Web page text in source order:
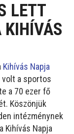
LETT
KIHÍVÁS
Kihívás Napja
volt a sportos
a 70 ezer fő
Köszönjük
intézménynek
Kihívás Napja